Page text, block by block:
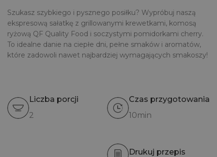
Szukasz szybkiego i pysznego posiłku? Wypróbuj naszą
ekspresową sałatkę z grillowanymi krewetkami, komosą
ryżową QF Quality Food i soczystymi pomidorkami cherry.
To idealne danie na ciepłe dni, pełne smaków i aromatów,
które zadowoli nawet najbardziej wymagających smakoszy!
Liczba porcji
2
Czas przygotowania
10min
Drukuj przepis